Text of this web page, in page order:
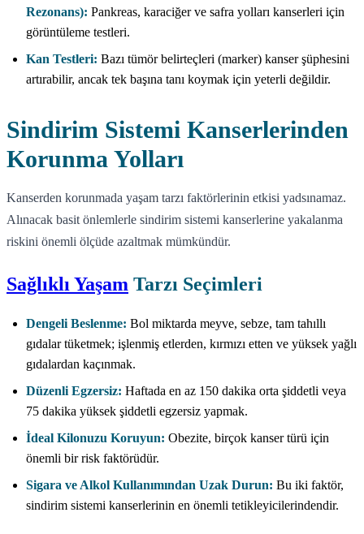
Rezonans): Pankreas, karaciğer ve safra yolları kanserleri için
görüntüleme testleri.
Kan Testleri: Bazı tümör belirteçleri (marker) kanser şüphesini
artırabilir, ancak tek başına tanı koymak için yeterli değildir.
Sindirim Sistemi Kanserlerinden
Korunma Yolları
Kanserden korunmada yaşam tarzı faktörlerinin etkisi yadsınamaz.
Alınacak basit önlemlerle sindirim sistemi kanserlerine yakalanma
riskini önemli ölçüde azaltmak mümkündür.
Sağlıklı Yaşam Tarzı Seçimleri
Dengeli Beslenme: Bol miktarda meyve, sebze, tam tahıllı
gıdalar tüketmek; işlenmiş etlerden, kırmızı etten ve yüksek yağlı
gıdalardan kaçınmak.
Düzenli Egzersiz: Haftada en az 150 dakika orta şiddetli veya
75 dakika yüksek şiddetli egzersiz yapmak.
İdeal Kilonuzu Koruyun: Obezite, birçok kanser türü için
önemli bir risk faktörüdür.
Sigara ve Alkol Kullanımından Uzak Durun: Bu iki faktör,
sindirim sistemi kanserlerinin en önemli tetikleyicilerindendir.